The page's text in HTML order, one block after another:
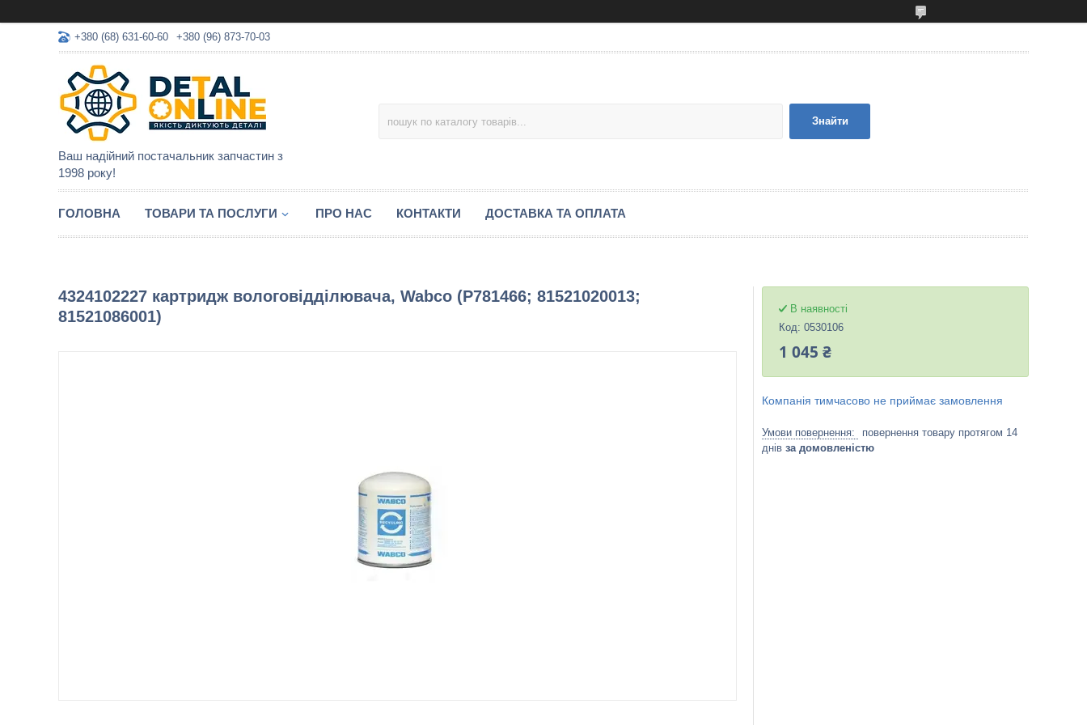
+380 (68) 631-60-60 +380 (96) 873-70-03
Ваш надійний постачальник запчастин з
1998 року!
Знайти
ГОЛОВНА ТОВАРИ ТА ПОСЛУГИ ПРО НАС КОНТАКТИ ДОСТАВКА ТА ОПЛАТА
4324102227 картридж вологовідділювача, Wabco (P781466; 81521020013;
81521086001)
В наявності
Код: 0530106
1 045 ₴
Компанія тимчасово не приймає замовлення
повернення товару протягом 14
днів за домовленістю